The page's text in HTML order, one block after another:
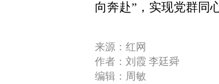
向奔赴”，实现党群同
来源：红网
作者：刘霞 李廷舜
编辑：周敏